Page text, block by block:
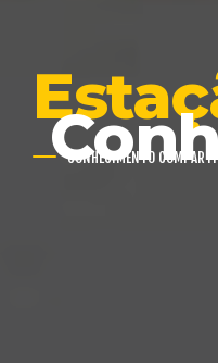
CONHECIMENTO